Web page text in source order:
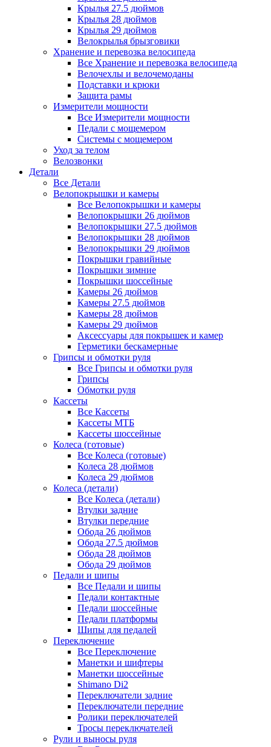
Крылья 27.5 дюймов
Крылья 28 дюймов
Крылья 29 дюймов
Велокрылья брызговики
Хранение и перевозка велосипеда
Все Хранение и перевозка велосипеда
Велочехлы и велочемоданы
Подставки и крюки
Защита рамы
Измерители мощности
Все Измерители мощности
Педали с мощемером
Системы с мощемером
Уход за телом
Велозвонки
Детали
Все Детали
Велопокрышки и камеры
Все Велопокрышки и камеры
Велопокрышки 26 дюймов
Велопокрышки 27.5 дюймов
Велопокрышки 28 дюймов
Велопокрышки 29 дюймов
Покрышки гравийные
Покрышки зимние
Покрышки шоссейные
Камеры 26 дюймов
Камеры 27.5 дюймов
Камеры 28 дюймов
Камеры 29 дюймов
Аксессуары для покрышек и камер
Герметики бескамерные
Грипсы и обмотки руля
Все Грипсы и обмотки руля
Грипсы
Обмотки руля
Кассеты
Все Кассеты
Кассеты МТБ
Кассеты шоссейные
Колеса (готовые)
Все Колеса (готовые)
Колеса 28 дюймов
Колеса 29 дюймов
Колеса (детали)
Все Колеса (детали)
Втулки задние
Втулки передние
Обода 26 дюймов
Обода 27.5 дюймов
Обода 28 дюймов
Обода 29 дюймов
Педали и шипы
Все Педали и шипы
Педали контактные
Педали шоссейные
Педали платформы
Шипы для педалей
Переключение
Все Переключение
Манетки и шифтеры
Манетки шоссейные
Shimano Di2
Переключатели задние
Переключатели передние
Ролики переключателей
Тросы переключателей
Рули и выносы руля